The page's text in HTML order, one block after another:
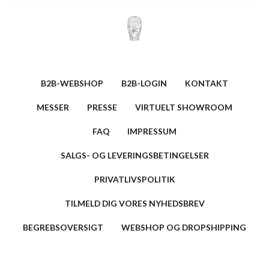
B2B-WEBSHOP B2B-LOGIN KONTAKT
MESSER PRESSE VIRTUELT SHOWROOM
FAQ IMPRESSUM
SALGS- OG LEVERINGSBETINGELSER
PRIVATLIVSPOLITIK
TILMELD DIG VORES NYHEDSBREV
BEGREBSOVERSIGT WEBSHOP OG DROPSHIPPING